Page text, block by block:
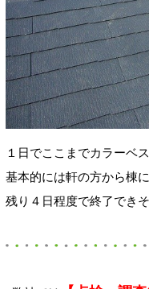
１日でここまでカラーベ
基本的には軒の方から棟
残り４日程度で終了でき